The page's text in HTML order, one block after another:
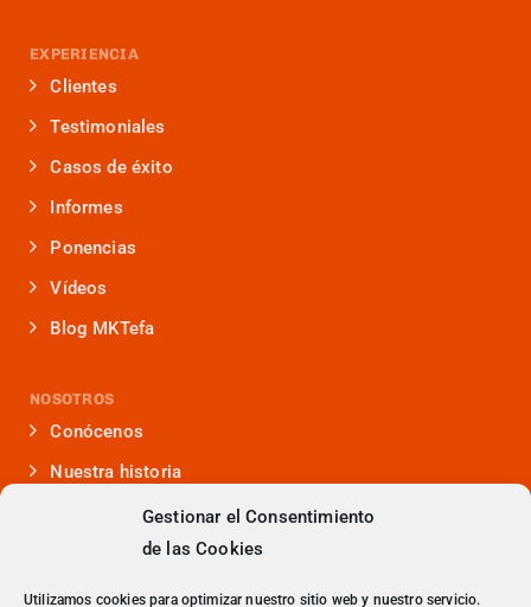
Gestionar el Consentimiento
de las Cookies
Utilizamos cookies para optimizar nuestro sitio web y nuestro servicio.
EXPERIENCIA
Clientes
Testimoniales
Casos de éxito
Informes
Ponencias
Vídeos
Blog MKTefa
NOSOTROS
Conócenos
Nuestra historia
Iniciativas que lideramos
Noticias y eventos
Presencia en medios